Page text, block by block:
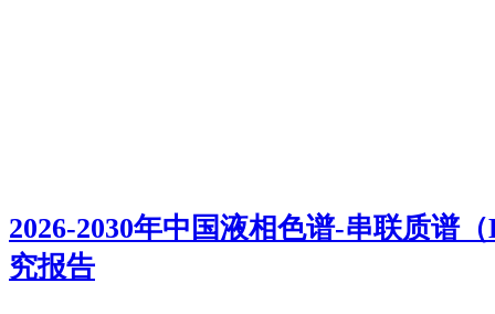
2026-2030年中国液相色谱-串联质谱
究报告